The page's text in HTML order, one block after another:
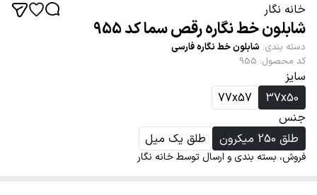
خانه نگار
شابلون خط نگاره رقص سما کد 955
دسته بندی: شابلون خط نگاره فارسی
کد محصول:
955
سایز
37x50
77x57
جنس
طلق 250 میکرون
طلق یک میل
فروش، بسته بندی و ارسال توسط خانه نگار